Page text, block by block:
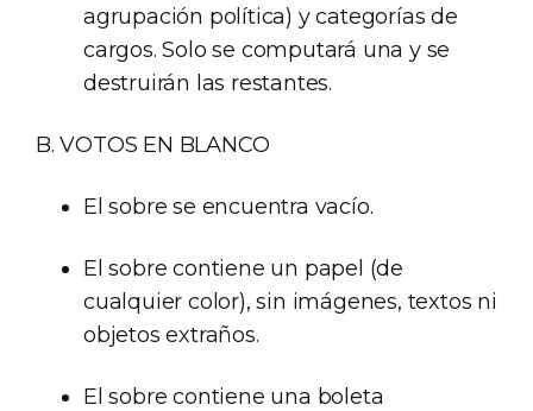
agrupación política) y categorías de
cargos. Solo se computará una y se
destruirán las restantes.
B. VOTOS EN BLANCO
El sobre se encuentra vacío.
El sobre contiene un papel (de
cualquier color), sin imágenes, textos ni
objetos extraños.
El sobre contiene una boleta